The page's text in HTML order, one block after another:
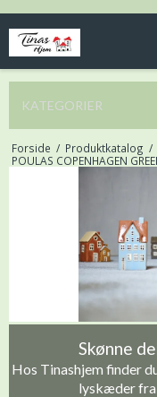
KATEGORIER
Forside / Produktkatalog /
POULAS COPENHAGEN
Skønne
Hos Tinashjem finder
lyskæder fra